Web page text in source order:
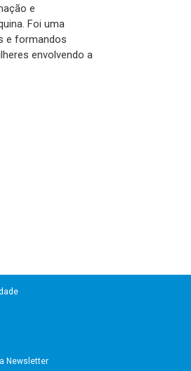
e
Foi uma
e formandos
envolvendo a
Newsletter